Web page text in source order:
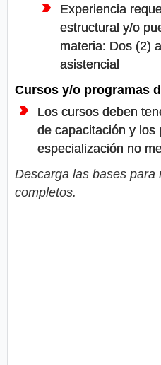
Experiencia
estructural y/o
materia: Dos (2)
asistencial
Cursos y/o programas
Los cursos deben
de capacitación y los
especialización no
Descarga las bases para
completos.